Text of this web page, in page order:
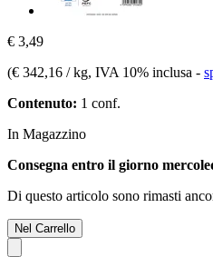
€ 3,49
(€ 342,16 / kg, IVA 10% inclusa -
Contenuto: 1 conf.
In Magazzino
Consegna entro il giorno
Di questo articolo sono rimasti
Nel Carrello